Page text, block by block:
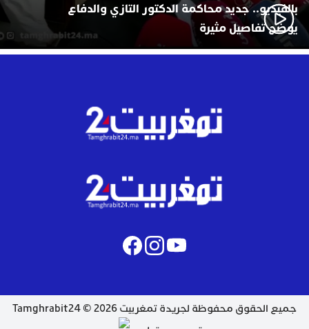
بالفيديو.. جديد محاكمة الدكتور التازي والدفاع
يوضح تفاصيل مثيرة
جميع الحقوق محفوظة لجريدة تمغربيت 2026 © Tamghrabit24